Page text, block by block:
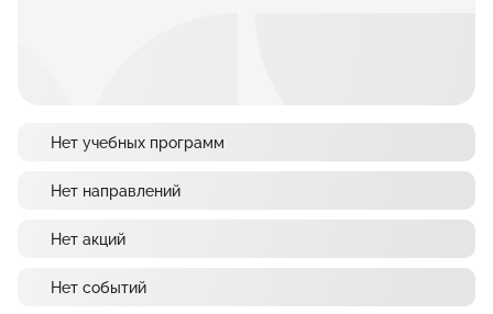
Нет учебных программ
Нет направлений
Нет акций
Нет событий